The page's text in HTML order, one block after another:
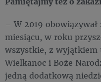
– W 2019
miesiącu, w roku
wszystkie, z wyjątkiem
Wielkanoc i Boże
jedną dodatkową